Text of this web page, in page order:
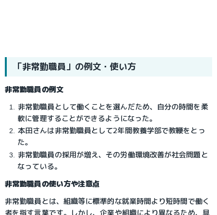
「非常勤職員」の例文・使い方
非常勤職員の例文
非常勤職員として働くことを選んだため、自分の時間を柔
軟に管理することができるようになった。
本田さんは非常勤職員として2年間教養学部で教鞭をとっ
た。
非常勤職員の採用が増え、その労働環境改善が社会問題と
なっている。
非常勤職員の使い方や注意点
非常勤職員とは、組織等に標準的な就業時間より短時間で働く